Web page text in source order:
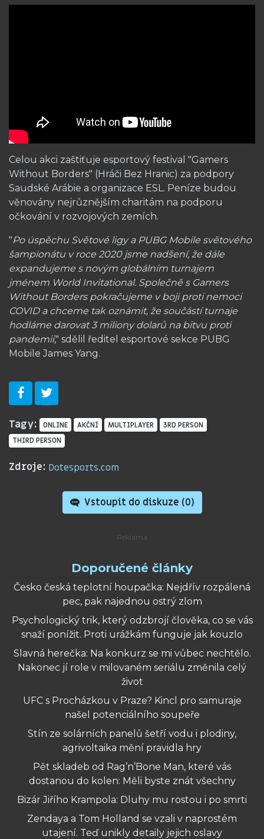
Celou akci zaštiťuje esportový festival "Gamers
Without Borders" (Hráči Bez Hranic) za podpory
Saudské Arábie a organizace ESL. Peníze budou
věnovány nejrůznějším charitám na podporu
očkování v rozvojových zemích.
"Po úspěchu Světové ligy a PUBG Mobile světového
šampionátu v roce 2020 jsme nadšení, že dále
expandujeme s novým globálním turnajem
jménem World Invitational. Společně s Gamers
Without Borders pokračujeme v boji proti nemoci
COVID a chceme tak oznámit, že součástí turnaje
hodláme darovat 3 miliony dolarů na bitvu proti
pandemii," sdělil ředitel esportové sekce PUBG
Mobile James Yang.
Tagy: ONLINE AKČNÍ MULTIPLAYER
3RD PERSON
THIRD PERSON
Zdroje: Dotesports.com
Vstoupit do diskuze (0)
Doporučené články
Česko česká teplotní houpačka: Nejdřív rozpálená
pec, pak najednou ostrý zlom
Psychologický trik, který odzbrojí člověka, co se vás
snaží ponížit. Proti urážkám funguje jak kouzlo
Slavná herečka: Na konkurz se mi vůbec nechtělo.
Nakonec jí role v milovaném seriálu změnila celý
život
UFC s Procházkou v Praze? Kincl pro samuraje
našel potenciálního soupeře
Stín ze solárních panelů šetří vodu i plodiny,
agrivoltaika mění pravidla hry
Pět skladeb od Rag’n’Bone Man, které vás
dostanou do kolen: Měli byste znát všechny
Bizár Jiřího Krampola: Dluhy mu rostou i po smrti
Zendaya a Tom Holland se vzali v naprostém
utajení. Teď unikly detaily jejich oslavy